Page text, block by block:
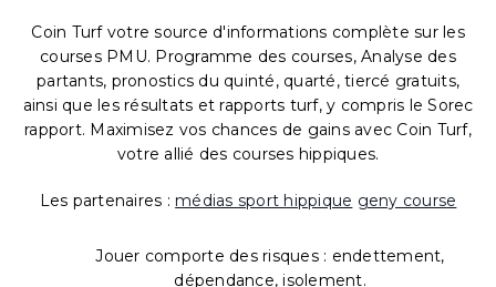
Coin Turf votre source d'informations complète sur les
courses PMU. Programme des courses, Analyse des
partants, pronostics du quinté, quarté, tiercé gratuits,
ainsi que les résultats et rapports turf, y compris le Sorec
rapport. Maximisez vos chances de gains avec Coin Turf,
votre allié des courses hippiques.
Les partenaires : médias sport hippique geny course
Jouer comporte des risques : endettement,
dépendance, isolement.